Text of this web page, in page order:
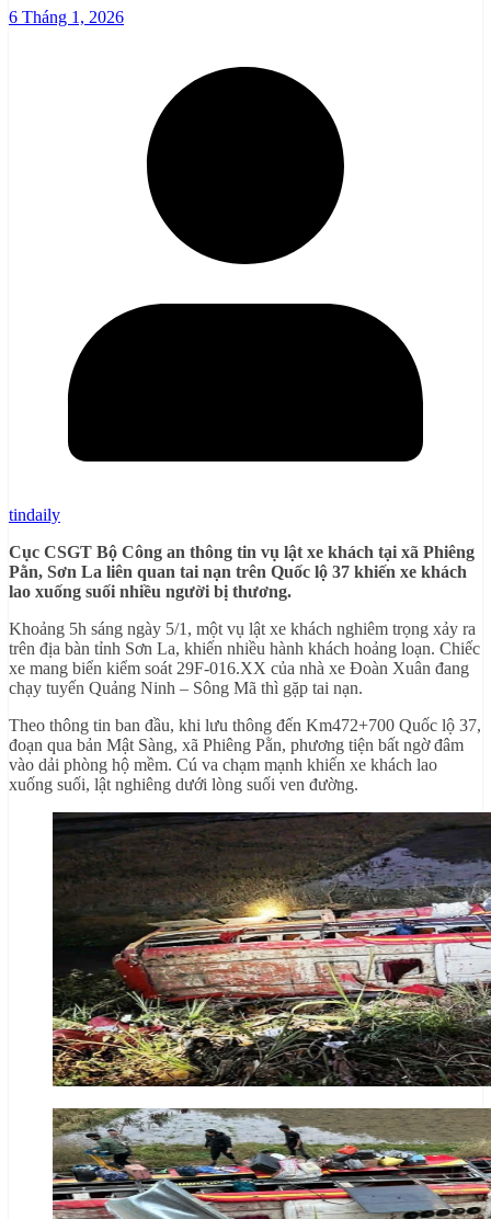
6 Tháng 1, 2026
tindaily
Cục CSGT Bộ Công an thông tin vụ lật xe khách tại xã Phiêng
Pằn, Sơn La liên quan tai nạn trên Quốc lộ 37 khiến xe khách
lao xuống suối nhiều người bị thương.
Khoảng 5h sáng ngày 5/1, một vụ lật xe khách nghiêm trọng xảy ra
trên địa bàn tỉnh Sơn La, khiến nhiều hành khách hoảng loạn. Chiếc
xe mang biển kiểm soát 29F-016.XX của nhà xe Đoàn Xuân đang
chạy tuyến Quảng Ninh – Sông Mã thì gặp tai nạn.
Theo thông tin ban đầu, khi lưu thông đến Km472+700 Quốc lộ 37,
đoạn qua bản Mật Sàng, xã Phiêng Pằn, phương tiện bất ngờ đâm
vào dải phòng hộ mềm. Cú va chạm mạnh khiến xe khách lao
xuống suối, lật nghiêng dưới lòng suối ven đường.